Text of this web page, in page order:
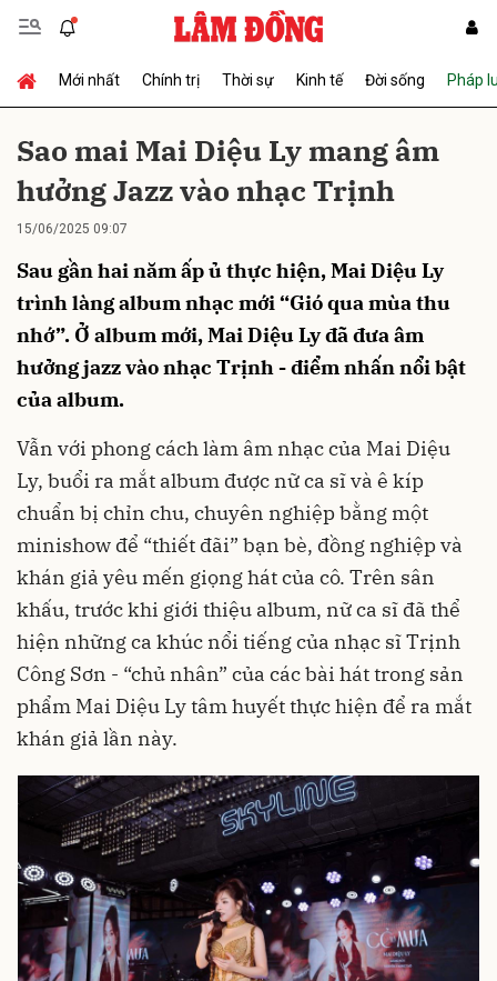
Mới nhất Chính trị Thời sự Kinh tế Đời sống Pháp
Sao mai Mai Diệu Ly mang âm
hưởng Jazz vào nhạc Trịnh
15/06/2025 09:07
Sau gần hai năm ấp ủ thực hiện, Mai Diệu Ly
trình làng album nhạc mới “Gió qua mùa thu
nhớ”. Ở album mới, Mai Diệu Ly đã đưa âm
hưởng jazz vào nhạc Trịnh - điểm nhấn nổi bật
của album.
Vẫn với phong cách làm âm nhạccủa Mai Diệu
Ly, buổi ra mắt album được nữ ca sĩ và ê kíp
chuẩn bị chỉn chu, chuyên nghiệp bằng một
minishow để “thiết đãi” bạn bè, đồng nghiệp và
khán giả yêu mến giọng hát của cô. Trên sân
khấu, trước khi giới thiệu album, nữ ca sĩ đã thể
hiện những ca khúc nổi tiếng của nhạc sĩTrịnh
Công Sơn - “chủ nhân” của các bài hát trong sản
phẩm Mai Diệu Ly tâm huyết thực hiện để ra mắt
khán giả lần này.
Gửi bình luận
Hủy